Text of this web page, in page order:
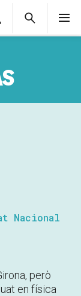
Cerca
privada
Nacional
però
en física